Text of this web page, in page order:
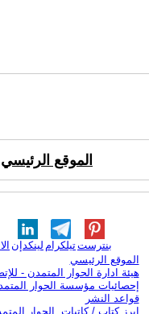
الموقع الرئيسي
لينكدإن تيلكرامبنترست
الموقع الرئيسي
هيئة ادارة الحوار المتمدن -
إحصائيات مؤسسة الحوار
قواعد النشر
ابرز كتاب / كاتبات الحوار